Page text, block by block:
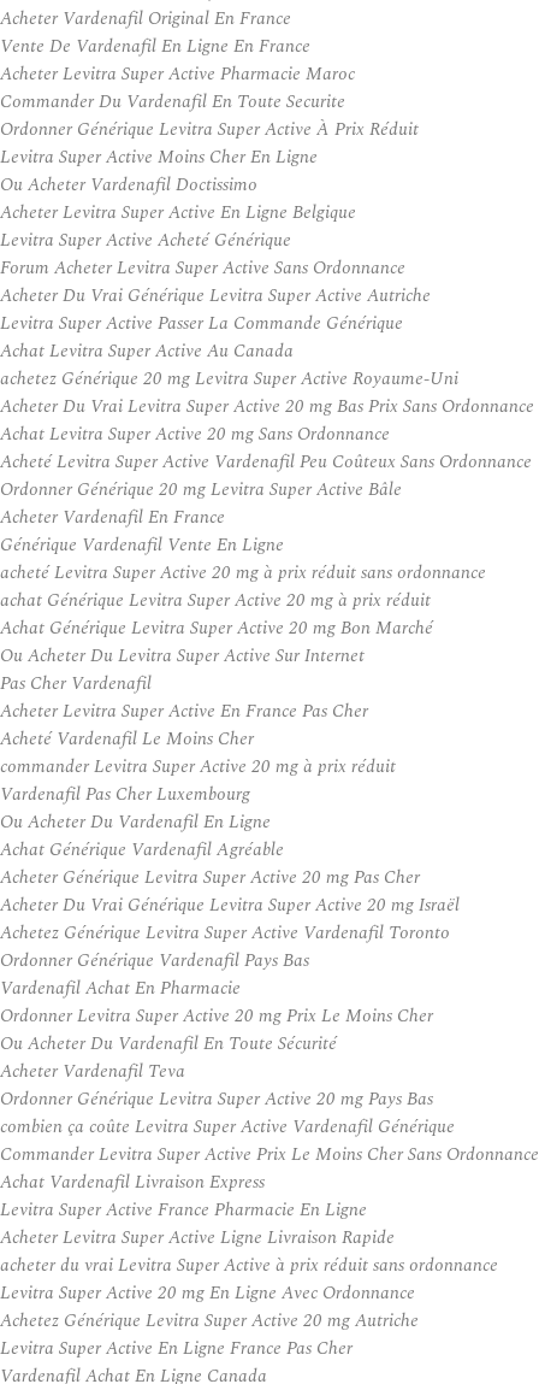
Acheter Vardenafil Original En France
Vente De Vardenafil En Ligne En France
Acheter Levitra Super Active Pharmacie Maroc
Commander Du Vardenafil En Toute Securite
Ordonner Générique Levitra Super Active À Prix Réduit
Levitra Super Active Moins Cher En Ligne
Ou Acheter Vardenafil Doctissimo
Acheter Levitra Super Active En Ligne Belgique
Levitra Super Active Acheté Générique
Forum Acheter Levitra Super Active Sans Ordonnance
Acheter Du Vrai Générique Levitra Super Active Autriche
Levitra Super Active Passer La Commande Générique
Achat Levitra Super Active Au Canada
achetez Générique 20 mg Levitra Super Active Royaume-Uni
Acheter Du Vrai Levitra Super Active 20 mg Bas Prix Sans Ordonnance
Achat Levitra Super Active 20 mg Sans Ordonnance
Acheté Levitra Super Active Vardenafil Peu Coûteux Sans Ordonnance
Ordonner Générique 20 mg Levitra Super Active Bâle
Acheter Vardenafil En France
Générique Vardenafil Vente En Ligne
acheté Levitra Super Active 20 mg à prix réduit sans ordonnance
achat Générique Levitra Super Active 20 mg à prix réduit
Achat Générique Levitra Super Active 20 mg Bon Marché
Ou Acheter Du Levitra Super Active Sur Internet
Pas Cher Vardenafil
Acheter Levitra Super Active En France Pas Cher
Acheté Vardenafil Le Moins Cher
commander Levitra Super Active 20 mg à prix réduit
Vardenafil Pas Cher Luxembourg
Ou Acheter Du Vardenafil En Ligne
Achat Générique Vardenafil Agréable
Acheter Générique Levitra Super Active 20 mg Pas Cher
Acheter Du Vrai Générique Levitra Super Active 20 mg Israël
Achetez Générique Levitra Super Active Vardenafil Toronto
Ordonner Générique Vardenafil Pays Bas
Vardenafil Achat En Pharmacie
Ordonner Levitra Super Active 20 mg Prix Le Moins Cher
Ou Acheter Du Vardenafil En Toute Sécurité
Acheter Vardenafil Teva
Ordonner Générique Levitra Super Active 20 mg Pays Bas
combien ça coûte Levitra Super Active Vardenafil Générique
Commander Levitra Super Active Prix Le Moins Cher Sans Ordonnance
Achat Vardenafil Livraison Express
Levitra Super Active France Pharmacie En Ligne
Acheter Levitra Super Active Ligne Livraison Rapide
acheter du vrai Levitra Super Active à prix réduit sans ordonnance
Levitra Super Active 20 mg En Ligne Avec Ordonnance
Achetez Générique Levitra Super Active 20 mg Autriche
Levitra Super Active En Ligne France Pas Cher
Vardenafil Achat En Ligne Canada